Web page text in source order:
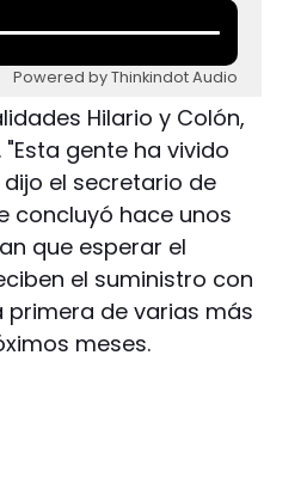
Powered by Thinkindot Audio
Hilario y Colón,
gente ha vivido
el secretario de
concluyó hace unos
que esperar el
el suministro con
de varias más
meses.